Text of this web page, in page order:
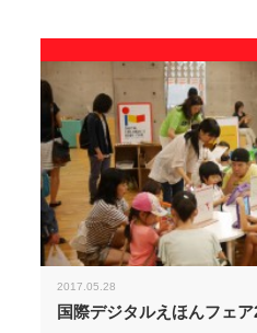
2017.05.28
国際デジタルえほんフェ